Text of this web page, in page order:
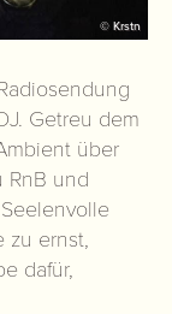
© Krstn
Getreu dem
über
RnB und
zu ernst,
dafür,